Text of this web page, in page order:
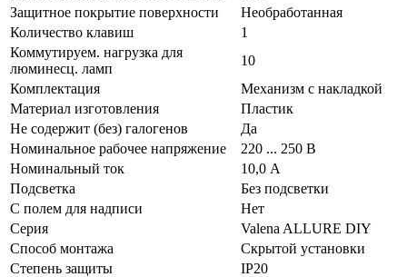
Защитное покрытие поверхности
Необработанная
Количество клавиш
1
Коммутируем. нагрузка для
люминесц. ламп
10
Комплектация
Механизм с накладкой
Материал изготовления
Пластик
Не содержит (без) галогенов
Да
Номинальное рабочее напряжение
220 ... 250 В
Номинальный ток
10,0 А
Подсветка
Без подсветки
С полем для надписи
Нет
Серия
Valena ALLURE DIY
Способ монтажа
Скрытой установки
Степень защиты
IP20